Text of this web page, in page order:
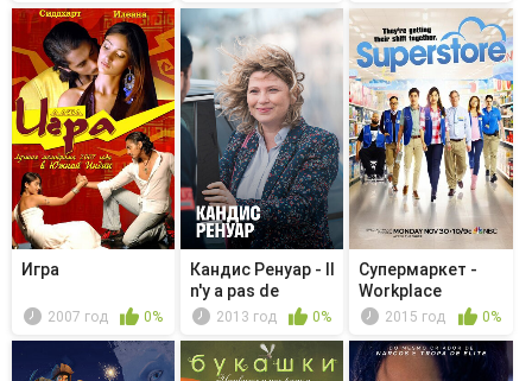
Игра
2007 год 0%
Кандис Ренуар - Il
n'y a pas de
greno...
2013 год 0%
Супермаркет -
Workplace
Bullying
2015 год 0%